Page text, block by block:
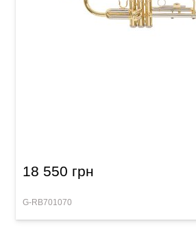
18 550 грн
G-RB701070